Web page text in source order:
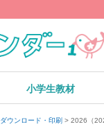
小学生教材
ウンロード・印刷 2026（